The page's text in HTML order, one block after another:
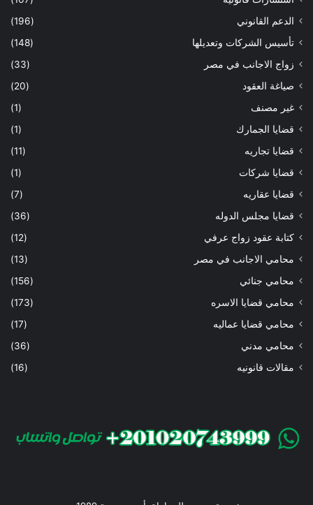
الدعم القانوني
(196)
تأسيس الشركات وتعديلها
(148)
زواج الاجانب في مصر
(33)
صياغة العقود
(20)
غير مصنف
(1)
قضايا الجمارك
(1)
قضايا تجاريه
(11)
قضايا شركات
(1)
قضايا عقاريه
(7)
قضايا مجلس الدوله
(36)
كتابة عقود زواج عرفي
(12)
محامي الاجانب في مصر
(13)
محامي جنائي
(156)
محامي قضايا الاسره
(173)
محامي قضايا عماليه
(17)
محامي مدني
(36)
مقالات قانونيه
(16)